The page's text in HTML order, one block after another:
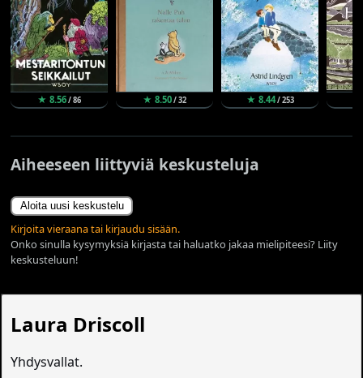
★ 8.56/ 86 ★ 8.50/ 32 ★ 8.44/ 253
Aiheeseen liittyviä keskusteluja
Aloita uusi keskustelu
Kirjoita vieraana tai kirjaudu sisään.
Onko sinulla kysymyksiä kirjasta tai haluatko jakaa mielipiteesi? Liity
keskusteluun!
Laura Driscoll
Yhdysvallat.